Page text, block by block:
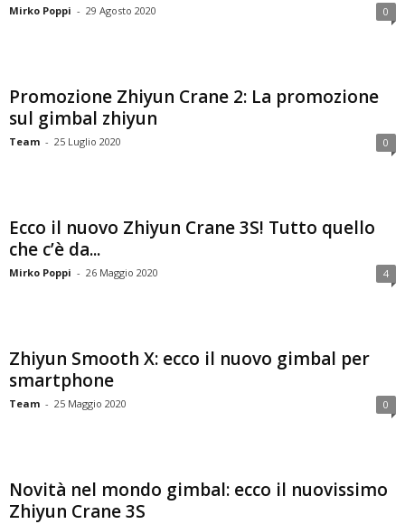
Mirko Poppi - 29 Agosto 2020 0
Promozione Zhiyun Crane 2: La promozione
sul gimbal zhiyun
Team - 25 Luglio 2020 0
Ecco il nuovo Zhiyun Crane 3S! Tutto quello
che c’è da...
Mirko Poppi - 26 Maggio 2020 4
Zhiyun Smooth X: ecco il nuovo gimbal per
smartphone
Team - 25 Maggio 2020 0
Novità nel mondo gimbal: ecco il nuovissimo
Zhiyun Crane 3S